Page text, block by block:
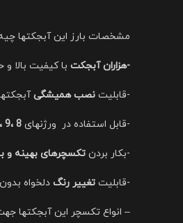
مشخصات بارز این آبجکتها
-هزاران آبجکت با کیفیت بالا
-قابلیت نصب همیشگی
-قابل استفاده در ورژنهای 8 ،9 ،10 و بالاتر
-بکار بردن تکسچرهای بهینه و
-قابلیت تغییر رنگ دلخواه
– انواع تکسچر این آبجکتها